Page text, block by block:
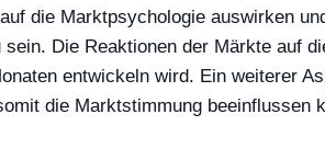
die Marktpsychologie auswirken
Die Reaktionen der Märkte auf
entwickeln wird. Ein weiterer
die Marktstimmung beeinflussen